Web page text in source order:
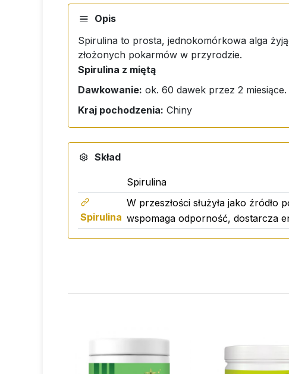
Opis
Spirulina to prosta, jednokomórkowa alga
złożonych pokarmów w przyrodzie.
Spirulina z miętą
Dawkowanie: ok. 60 dawek przez 2 miesiące.
Kraj pochodzenia: Chiny
Skład
Spirulina
Spirulina
W przeszłości służyła jako
wspomaga odporność, dostarcza